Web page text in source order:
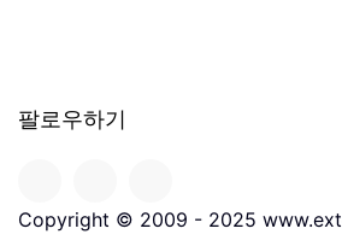
팔로우하기
Copyright © 2009 - 2025